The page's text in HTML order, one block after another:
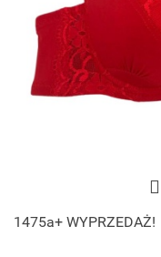
1475a+ WYPRZEDAŻ!